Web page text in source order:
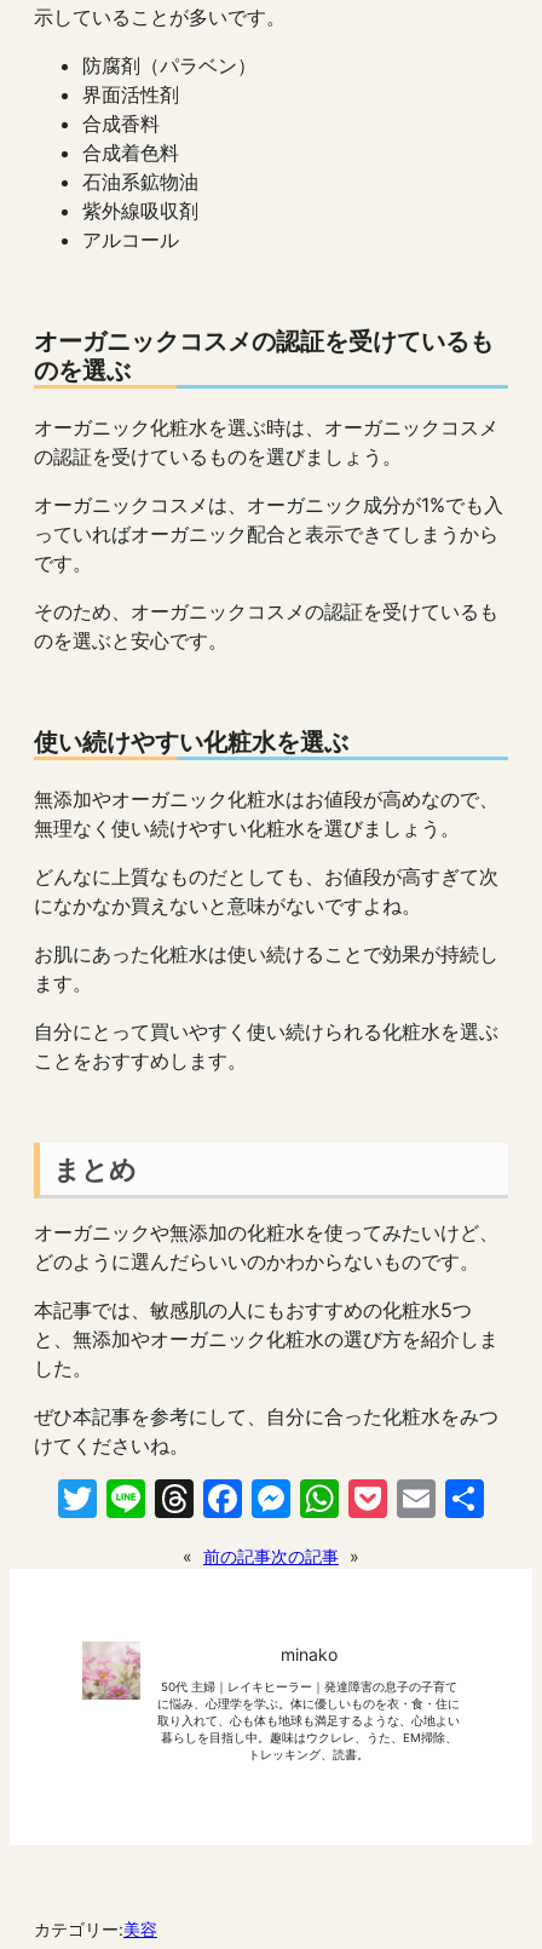
示していることが多いです。
防腐剤（パラベン）
界面活性剤
合成香料
合成着色料
石油系鉱物油
紫外線吸収剤
アルコール
オーガニックコスメの認証を受けているも
のを選ぶ
オーガニック化粧水を選ぶ時は、オーガニックコスメ
の認証を受けているものを選びましょう。
オーガニックコスメは、オーガニック成分が1%でも入
っていればオーガニック配合と表示できてしまうから
です。
そのため、オーガニックコスメの認証を受けているも
のを選ぶと安心です。
使い続けやすい化粧水を選ぶ
無添加やオーガニック化粧水はお値段が高めなので、
無理なく使い続けやすい化粧水を選びましょう。
どんなに上質なものだとしても、お値段が高すぎて次
になかなか買えないと意味がないですよね。
お肌にあった化粧水は使い続けることで効果が持続し
ます。
自分にとって買いやすく使い続けられる化粧水を選ぶ
ことをおすすめします。
まとめ
オーガニックや無添加の化粧水を使ってみたいけど、
どのように選んだらいいのかわからないものです。
本記事では、敏感肌の人にもおすすめの化粧水5つ
と、無添加やオーガニック化粧水の選び方を紹介しま
した。
ぜひ本記事を参考にして、自分に合った化粧水をみつ
けてくださいね。
Twitter
LineThreads
Facebook
Messenger
WhatsApp
Pocket
Email
« 前の記事次の記事 »
minako
50代 主婦｜レイキヒーラー｜発達障害の息子の子育て
に悩み、心理学を学ぶ。体に優しいものを衣・食・住に
取り入れて、心も体も地球も満足するような、心地よい
暮らしを目指し中。趣味はウクレレ、うた、EM掃除、
トレッキング、読書。
カテゴリー:美容